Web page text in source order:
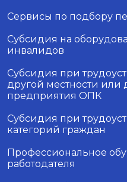
Сервисы по подбору
Субсидия на
инвалидов
Субсидия при
другой местности или
предприятия ОПК
Субсидия при
категорий граждан
Профессиональное
работодателя